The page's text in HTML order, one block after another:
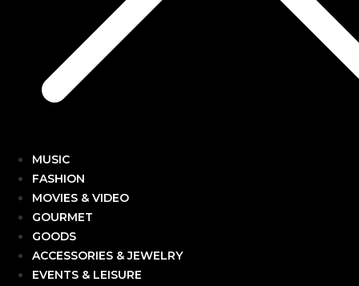
MUSIC
FASHION
MOVIES & VIDEO
GOURMET
GOODS
ACCESSORIES & JEWELRY
EVENTS & LEISURE